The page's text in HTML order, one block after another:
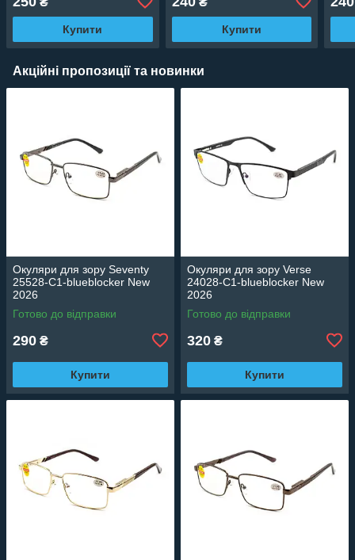
Купити Купити
Акційні пропозиції та новинки
Окуляри для зору Seventy
25528-C1-blueblocker New
2026
Готово до відправки
290 ₴
Купити
Окуляри для зору Verse
24028-C1-blueblocker New
2026
Готово до відправки
320 ₴
Купити